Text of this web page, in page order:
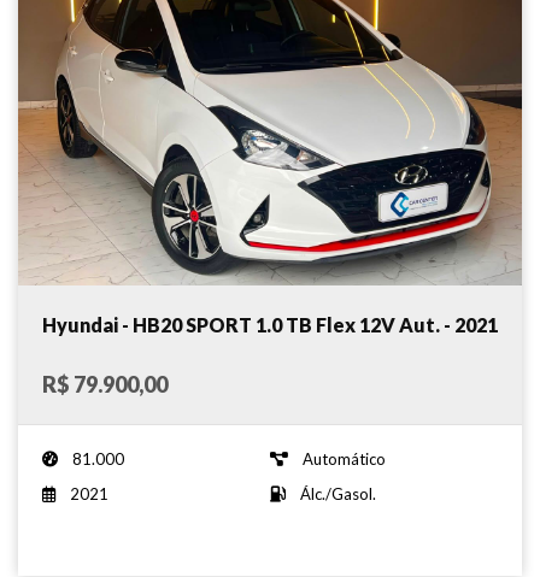
Hyundai - HB20 SPORT 1.0 TB Flex 12V Aut. - 2021
R$ 79.900,00
81.000
Automático
2021
Álc./Gasol.